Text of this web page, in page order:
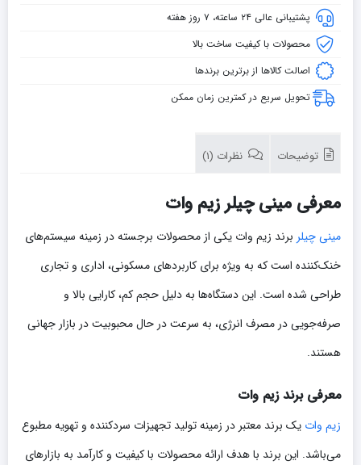
پشتیبانی عالی ۲۴ ساعته، ۷ روز هفته
محصولات با کیفیت ساخت بالا
اصالت کالاها از برترین برندها
تحویل سریع در کمترین زمان ممکن
توضیحات نظرات (1)
معرفی مینی چیلر زیم وات
مینی چیلر برند زیم وات یکی از محصولات برجسته در زمینه سیستم‌های
خنک‌کننده است که به ویژه برای کاربردهای مسکونی، اداری و تجاری
طراحی شده است. این دستگاه‌ها به دلیل حجم کم، کارایی بالا و
صرفه‌جویی در مصرف انرژی، به سرعت در حال محبوبیت در بازار جهانی
هستند.
معرفی برند زیم وات
زیم وات یک برند معتبر در زمینه تولید تجهیزات سردکننده و تهویه مطبوع
می‌باشد. این برند با هدف ارائه محصولات با کیفیت و کارآمد به بازارهای